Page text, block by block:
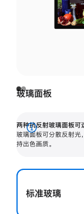
玻璃面板
两种抗反射玻璃面板可
玻璃面板可分散反射光
持出色画质。
展
开
标准玻璃